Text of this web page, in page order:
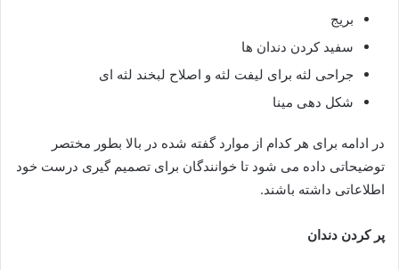
بریج
سفید کردن دندان ها
جراحی لثه برای لیفت لثه و اصلاح لبخند لثه ای
شکل دهی مینا
در ادامه برای هر کدام از موارد گفته شده در بالا بطور مختصر
توضیحاتی داده می شود تا خوانندگان برای تصمیم گیری درست خود
اطلاعاتی داشته باشند.
پر کردن دندان